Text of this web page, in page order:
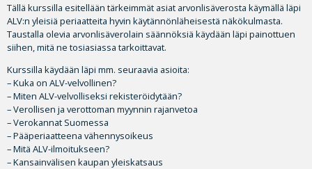
Tällä kurssilla esitellään tärkeimmät asiat arvonlisäverosta käymällä läpi
ALV:n yleisiä periaatteita hyvin käytännönläheisestä näkökulmasta.
Taustalla olevia arvonlisäverolain säännöksiä käydään läpi painottuen
siihen, mitä ne tosiasiassa tarkoittavat.
Kurssilla käydään läpi mm. seuraavia asioita:
– Kuka on ALV-velvollinen?
– Miten ALV-velvolliseksi rekisteröidytään?
– Verollisen ja verottoman myynnin rajanvetoa
– Verokannat Suomessa
– Pääperiaatteena vähennysoikeus
– Mitä ALV-ilmoitukseen?
– Kansainvälisen kaupan yleiskatsaus